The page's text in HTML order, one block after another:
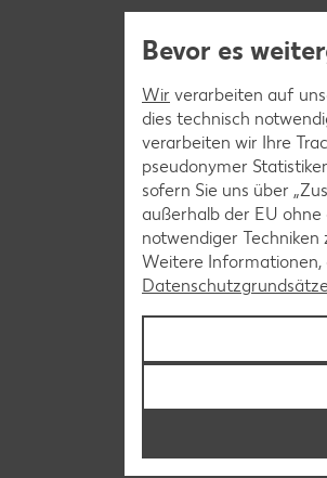
Bevor es
Wir verarbeiten auf
dies technisch
verarbeiten wir Ihre
pseudonymer
sofern Sie uns über
außerhalb der EU ohne
notwendiger Techniken
Weitere Informationen,